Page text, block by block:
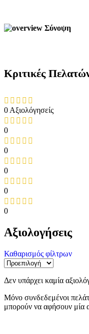
Σύνοψη
Κριτικές
0 Αξιολόγησείς
0
0
0
0
0
Αξιολογήσεις
Καθαρισμός φίλτρων
Δεν υπάρχει καμία
Μόνο συνδεδεμένοι
μπορούν να αφήσουν μία